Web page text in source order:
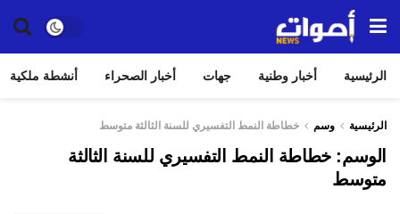
الرئيسية أخبار وطنية جهات أخبار الصحراء أنشطة ملكية
الرئيسية وسم خطاطة النمط التفسيري للسنة الثالثة متوسط
الوسم:خطاطة النمط التفسيري للسنة الثالثة
متوسط